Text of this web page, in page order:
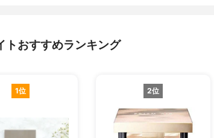
トおすすめランキング
1位 2位